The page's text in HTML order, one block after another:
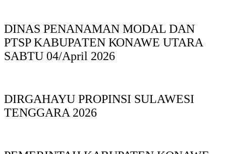
DINAS PΕΝΑΝΑΜAN MODAL DAN
PTSP KABUPAΤΕΝ ΚΟNAWE UTARA
SABTU 04/April 2026
DIRGAHAYU PROPINSI SULAWESI
TENGGARA 2026